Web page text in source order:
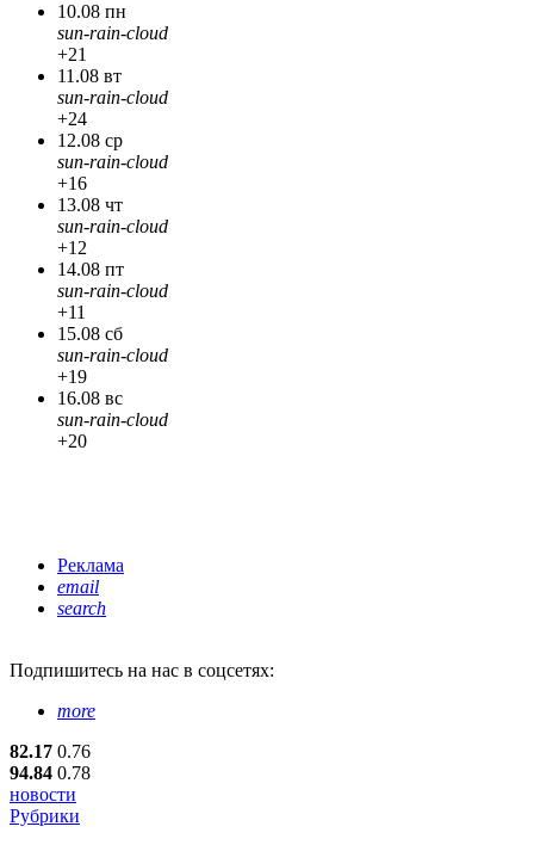
10.08 пн
sun-rain-cloud
+21
11.08 вт
sun-rain-cloud
+24
12.08 ср
sun-rain-cloud
+16
13.08 чт
sun-rain-cloud
+12
14.08 пт
sun-rain-cloud
+11
15.08 сб
sun-rain-cloud
+19
16.08 вс
sun-rain-cloud
+20
Реклама
email
search
Подпишитесь на нас в соцсетях:
more
82.17 0.76
94.84 0.78
новости
Рубрики